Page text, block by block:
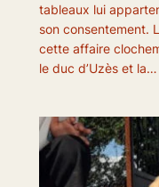
tableaux lui
son consentement.
cette affaire
le duc d’Uzès et la…